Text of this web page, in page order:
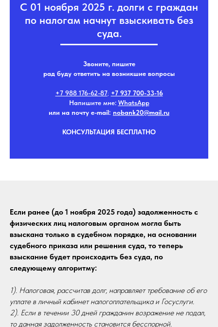
С 01 ноября 2025 г. долги с граждан
по налогам начнут взыскивать без
суда.
Звоните, пишите
рад буду ответить на возникшие вопросы
+7 988 176-62-87; +7 937 700-33-16
Напишите мне: WhatsApp
или на почту e-mail: nobank20@mail.ru
КОНСУЛЬТАЦИЯ БЕСПЛАТНО
Если ранее (до 1 ноября 2025 года) задолженность с
физических лиц налоговым органом могла быть
взыскана только в судебном порядке, на основании
судебного приказа или решения суда, то теперь
взыскание будет происходить без суда, по
следующему алгоритму:
1). Налоговая, рассчитав долг, направляет требование об его
уплате в личный кабинет налогоплательщика и Госуслуги.
2). Если в течении 30 дней гражданин возражение не подал,
то данная задолженность становится бесспорной.